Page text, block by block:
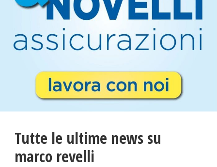
Tutte le ultime news su
marco revelli